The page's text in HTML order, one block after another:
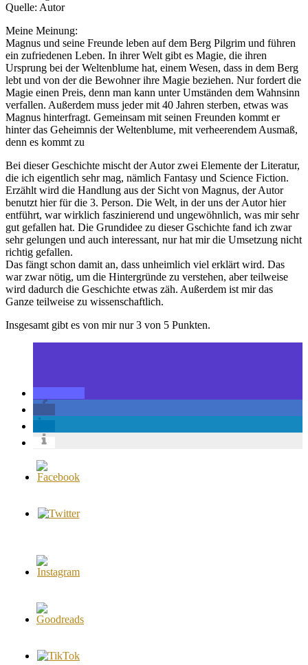
Quelle: Autor
Meine Meinung:
Magnus und seine Freunde leben auf dem Berg Pilgrim und führen
ein zufriedenen Leben. In ihrer Welt gibt es Magie, die ihren
Ursprung bei der Weltenblume hat, einem Wesen, dass in dem Berg
lebt und von der die Bewohner ihre Magie beziehen. Nur fordert die
Magie einen Preis, denn man kann unter Umständen dem Wahnsinn
verfallen. Außerdem muss jeder mit 40 Jahren sterben, etwas was
Magnus hinterfragt. Gemeinsam mit seinen Freunden kommt er
hinter das Geheimnis der Weltenblume, mit verheerendem Ausmaß,
denn es kommt zu
Bei dieser Geschichte mischt der Autor zwei Elemente der Literatur,
die ich eigentlich sehr mag, nämlich Fantasy und Science Fiction.
Erzählt wird die Handlung aus der Sicht von Magnus, der Autor
benutzt hier für die 3. Person. Die Welt, in der uns der Autor hier
entführt, war wirklich faszinierend und ungewöhnlich, was mir sehr
gut gefallen hat. Die Grundidee zu dieser Gschichte fand ich zwar
sehr gelungen und auch interessant, nur hat mir die Umsetzung nicht
richtig gefallen.
Das fängt schon damit an, dass unheimlich viel erklärt wird. Das
war zwar nötig, um die Hintergründe zu verstehen, aber teilweise
wird dadurch die Geschichte etwas zäh. Außerdem ist mir das
Ganze teilweise zu wissenschaftlich.
Insgesamt gibt es von mir nur 3 von 5 Punkten.